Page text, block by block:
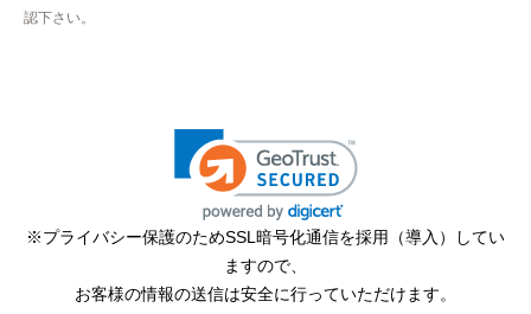
欲しい商品をスムーズに注文できましたか？
ショップからの連絡や対応は適切でしたか？
はい
予定の期日までに商品が届きましたか？
認下さい。
※プライバシー保護のためSSL暗号化通信を採用（導入）してい
ますので、
お客様の情報の送信は安全に行っていただけます。